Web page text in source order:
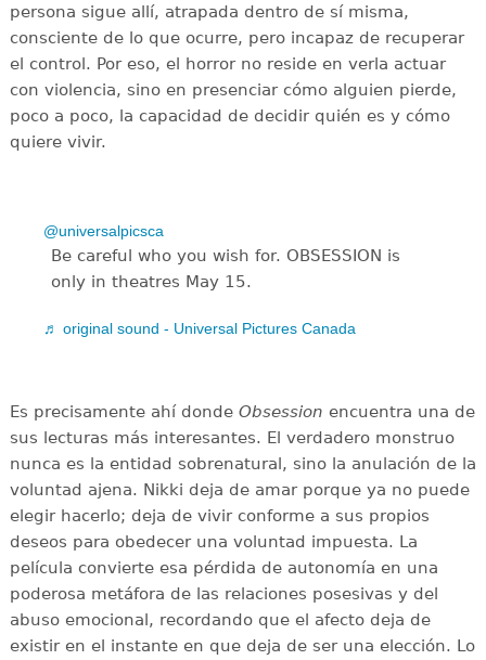
persona sigue allí, atrapada dentro de sí misma,
consciente de lo que ocurre, pero incapaz de recuperar
el control. Por eso, el horror no reside en verla actuar
con violencia, sino en presenciar cómo alguien pierde,
poco a poco, la capacidad de decidir quién es y cómo
quiere vivir.
@universalpicsca
Be careful who you wish for. OBSESSION is
only in theatres May 15.
♬ original sound - Universal Pictures Canada
Es precisamente ahí donde Obsession encuentra una de
sus lecturas más interesantes. El verdadero monstruo
nunca es la entidad sobrenatural, sino la anulación de la
voluntad ajena. Nikki deja de amar porque ya no puede
elegir hacerlo; deja de vivir conforme a sus propios
deseos para obedecer una voluntad impuesta. La
película convierte esa pérdida de autonomía en una
poderosa metáfora de las relaciones posesivas y del
abuso emocional, recordando que el afecto deja de
existir en el instante en que deja de ser una elección. Lo